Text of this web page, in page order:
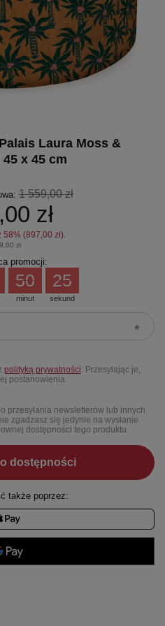
Laura Moss &
x 45 cm
1 559,00 zł
zł
58% (897,00 zł).
zł
promocji:
minut
50
sekund
24
polityką prywatności . Przesyłając je,
postanowienia.
przesyłania newsletterów lub innych
zgadzasz się jedynie na wysłanie
dostępności tego produktu.
dostępności
także poprzez: